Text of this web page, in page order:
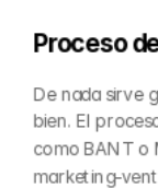
Proceso
De nada sirve
bien. El
como BANT o
marketing-